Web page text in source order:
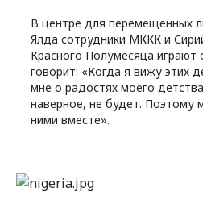
В центре для перемещенных
Ялда сотрудники МККК и
Красного Полумесяца играют
говорит: «Когда я вижу этих
мне о радостях моего
наверное, не будет. Поэтому
ними вместе».